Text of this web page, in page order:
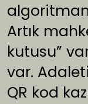
Artık
kutusu”
var.
QR kod